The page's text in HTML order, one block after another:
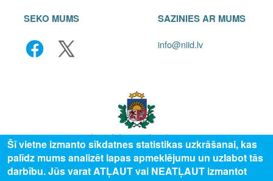
SEKO MUMS SAZINIES AR MUMS
info@niid.lv
© 2025 Valsts izglītības attīstības aģentūra, publicētā satura visas tiesības
Šī vietne izmanto sīkdatnes statistikas uzkrāšanai, kas
palīdz mums analizēt lapas apmeklējumu un uzlabot tās
darbību. Jūs varat ATĻAUT vai NEATĻAUT izmantot